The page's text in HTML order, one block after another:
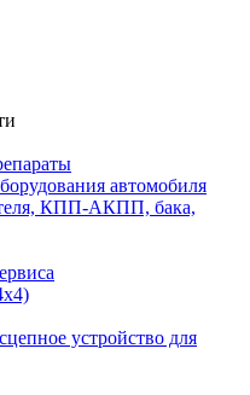
автомобиля
КПП-АКПП, бака,
устройство для